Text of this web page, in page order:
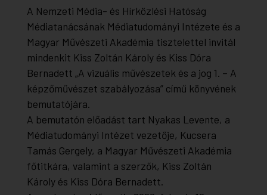
A Nemzeti Média- és Hírközlési Hatóság
Médiatanácsának Médiatudományi Intézete és a
Magyar Művészeti Akadémia tisztelettel invitál
mindenkit Kiss Zoltán Károly és Kiss Dóra
Bernadett „A vizuális művészetek és a jog 1. – A
képzőművészet szabályozása” című könyvének
bemutatójára.
A bemutatón előadást tart Nyakas Levente, a
Médiatudományi Intézet vezetője, Kucsera
Tamás Gergely, a Magyar Művészeti Akadémia
főtitkára, valamint a szerzők, Kiss Zoltán
Károlyés Kiss Dóra Bernadett.